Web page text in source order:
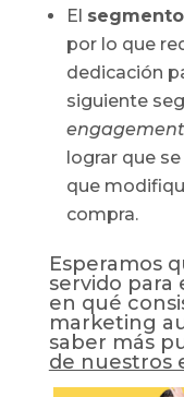
El segmento
por lo que
dedicación
siguiente
engagement
lograr que
que
compra.
Esperamos
servido
en qué
marketing
saber más
de nuestros